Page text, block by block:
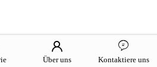
Über uns Kontaktiere uns